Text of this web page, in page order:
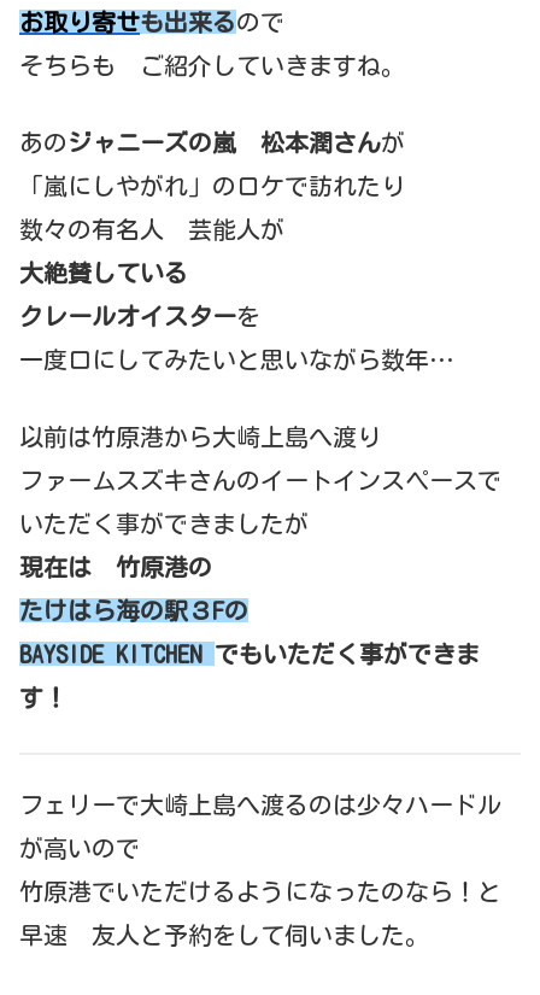
お取り寄せも出来るので
そちらも ご紹介していきますね。
あの ジャニーズの嵐 松本潤さんが
「嵐にしやがれ」のロケで訪れたり
数々の有名人 芸能人が
大絶賛している
クレールオイスターを
一度口にしてみたいと思いながら数年…
以前は竹原港から大崎上島へ渡り
ファームスズキさんのイートインスペースで
いただく事ができましたが
現在は 竹原港の
たけはら海の駅３Fの
BAYSIDE KITCHEN でもいただく事ができま
す！
フェリーで大崎上島へ渡るのは少々ハードル
が高いので
竹原港でいただけるようになったのなら！と
早速 友人と予約をして伺いました。